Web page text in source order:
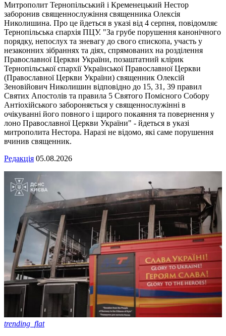
Митрополит Тернопільський і Кременецький Нестор
заборонив священнослужіння священника Олексія
Николишина. Про це йдеться в указі від 4 серпня, повідомляє
Тернопільська єпархія ПЦУ. "За грубе порушення канонічного
порядку, непослух та зневагу до свого єпископа, участь у
незаконних зібраннях та діях, спрямованих на розділення
Православної Церкви України, позаштатний клірик
Тернопільської єпархії Української Православної Церкви
(Православної Церкви України) священник Олексій
Зеновійович Николишин відповідно до 15, 31, 39 правил
Святих Апостолів та правила 5 Святого Помісного Собору
Антіохійського забороняється у священнослужінні в
очікуванні його повного і щирого покаяння та повернення у
лоно Православної Церкви України" - йдеться в указі
митрополита Нестора. Наразі не відомо, які саме порушення
вчинив священник.
Редакція 05.08.2026
trending_flat